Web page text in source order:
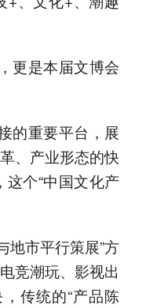
更是本届文博会
的重要平台，展
、产业形态的快
个“中国文化产
地市平行策展”方
竞潮玩、影视出
传统的“产品陈